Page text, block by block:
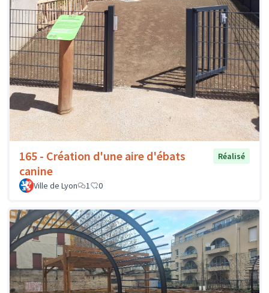
165 - Création d'une aire d'ébats
canine
Réalisé
Ville de Lyon 1 0